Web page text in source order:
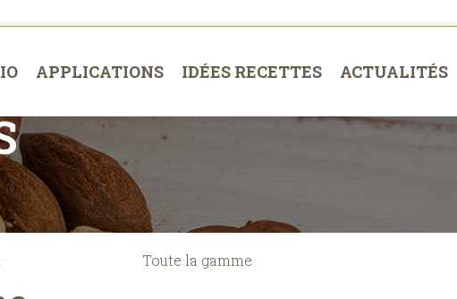
APPLICATIONS IDÉES RECETTES ACTUALITÉS
Toute la gamme